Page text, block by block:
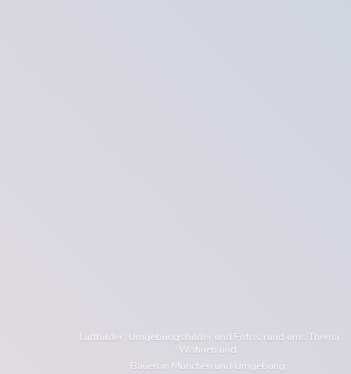
Luftbilder, Umgebungsbilder und Fotos rund ums Thema
Wohnen und
Bauen in München und Umgebung.